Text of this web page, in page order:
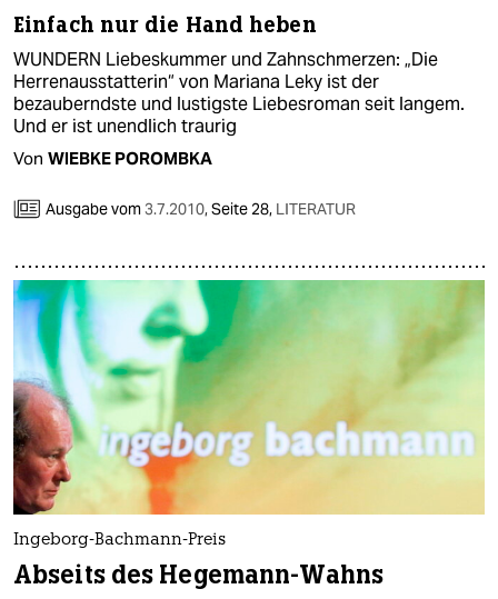
Einfach nur die Hand heben
WUNDERN Liebeskummer und Zahnschmerzen: „Die
Herrenausstatterin“ von Mariana Leky ist der
bezauberndste und lustigste Liebesroman seit langem.
Und er ist unendlich traurig
Von WIEBKE POROMBKA
Ausgabe vom3.7.2010,Seite 28, LITERATUR
Ingeborg-Bachmann-Preis
Abseits des Hegemann-Wahns